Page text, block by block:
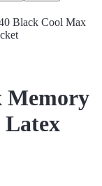
Black Cool Max
Memory
Latex